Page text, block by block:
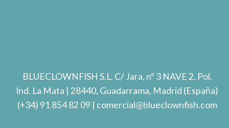
BLUECLOWNFISH S.L. C/ Jara, nº 3 NAVE 2, Pol.
Ind. La Mata | 28440, Guadarrama, Madrid (España)
(+34) 91 854 82 09 | comercial@blueclownfish.com